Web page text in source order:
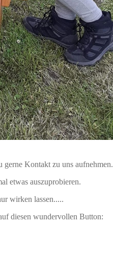
gerne Kontakt zu uns aufnehmen.
etwas auszuprobieren.
wirken lassen.....
diesen wundervollen Button: